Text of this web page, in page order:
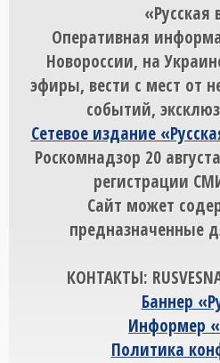
«Русская
Оперативная
Новороссии, на
эфиры, вести с мест от
событий,
Сетевое издание
Роскомнадзор 20
регистрации
Сайт может
предназначенные
КОНТАКТЫ:
Баннер
Информер
Политика